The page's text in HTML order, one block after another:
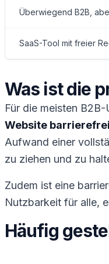
Überwiegend B2B,
SaaS-Tool mit freier
Was ist die
Für die meisten
Website
Aufwand einer
zu ziehen und zu
Zudem ist eine
Nutzbarkeit für alle,
Häufig